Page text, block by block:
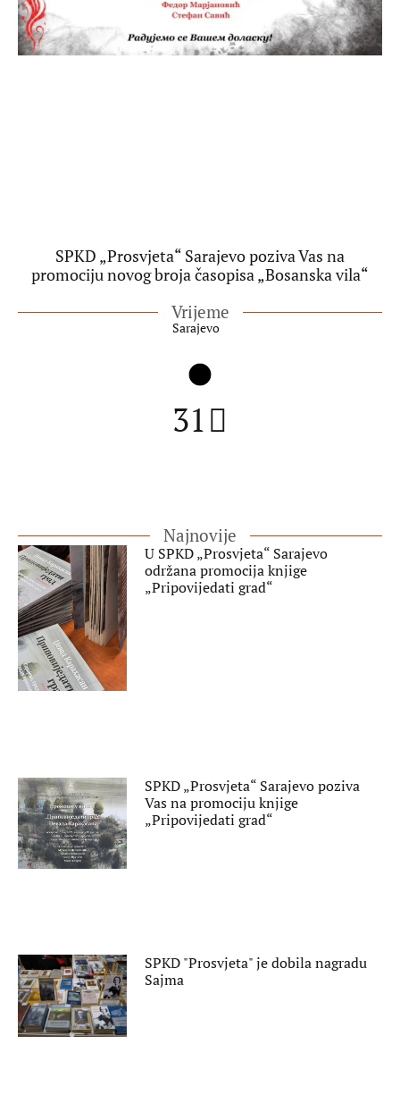
SPKD „Prosvjeta“ Sarajevo poziva Vas na
promociju novog broja časopisa „Bosanska vila“
Vrijeme
Sarajevo
31
Najnovije
U SPKD „Prosvjeta“ Sarajevo
održana promocija knjige
„Pripovijedati grad“
SPKD „Prosvjeta“ Sarajevo poziva
Vas na promociju knjige
„Pripovijedati grad“
SPKD "Prosvjeta" je dobila nagradu
Sajma